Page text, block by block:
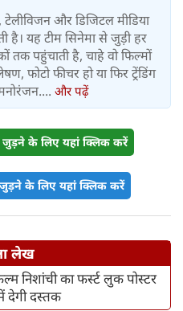
टेलीविजन और डिजिटल मीडिया
है। यह टीम सिनेमा से जुड़ी हर
तक पहुंचाती है, चाहे वो फिल्मों
फोटो फीचर हो या फिर ट्रेंडिंग
और पढ़ें
जुड़ने के लिए यहां क्लिक करें
के लिए यहां क्लिक करें
लेख
निशांची का फर्स्ट लुक पोस्टर
देगी दस्तक